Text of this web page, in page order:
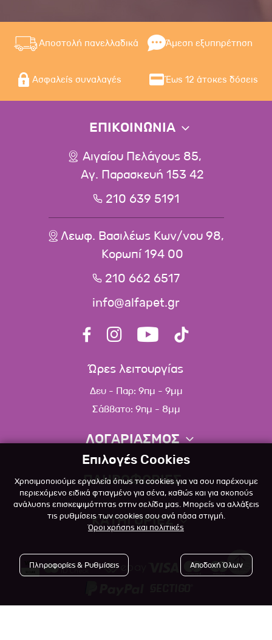
Αποστολή πανελλαδικά Άμεση εξυπηρέτηση
Ασφαλείς συναλαγές Έως 12 άτοκες δόσεις
ΕΠΙΚΟΙΝΩΝΙΑ
Αιγαίου Πελάγους 85,
Αγ. Παρασκευή 153 42
210 639 5191
Λεωφ. Βασιλέως Κων/νου 98,
Κορωπί 194 00
210 662 6517
info@alfapet.gr
Ώρες λειτουργίας
Δευ - Παρ: 9πμ - 9μμ
Σάββατο: 9πμ - 8μμ
ΛΟΓΑΡΙΑΣΜΟΣ
Πληροφορίες λογαριασμού
Λίστα αγαπημένων
Πολιτική επιστροφών
ΠΛΗΡΟΦΟΡΙΕΣ
Σχετικά
Επικοινωνία
Blog
Όροι Χρήσης
Πολιτική Απορρήτου
ΚΑΤΗΓΟΡΙΕΣ
Επιλογές Cookies
Χρησιμοποιούμε εργαλεία όπως τα cookies για να σου παρέχουμε
περιεχόμενο ειδικά φτιαγμένο για σένα, καθώς και για σκοπούς
ανάλυσης επισκεψιμότητας στην σελίδα μας. Μπορείς να αλλάξεις
τις ρυθμίσεις των cookies σου ανά πάσα στιγμή.
Όροι χρήσης και πολιτικές
Πληροφορίες & Ρυθμίσεις Αποδοχή Όλων